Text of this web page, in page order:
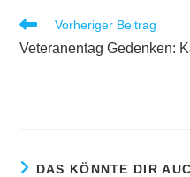
Weitere
Artikel
ansehen
Vorheriger Beitrag
Veteranentag Gedenken:
DAS KÖNNTE DIR